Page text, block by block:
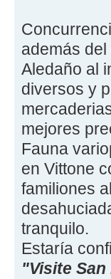
además del
Aledaño al
diversos y
mejores
Fauna
en Vittone
familiones
tranquilo.
Estaría
"Visite